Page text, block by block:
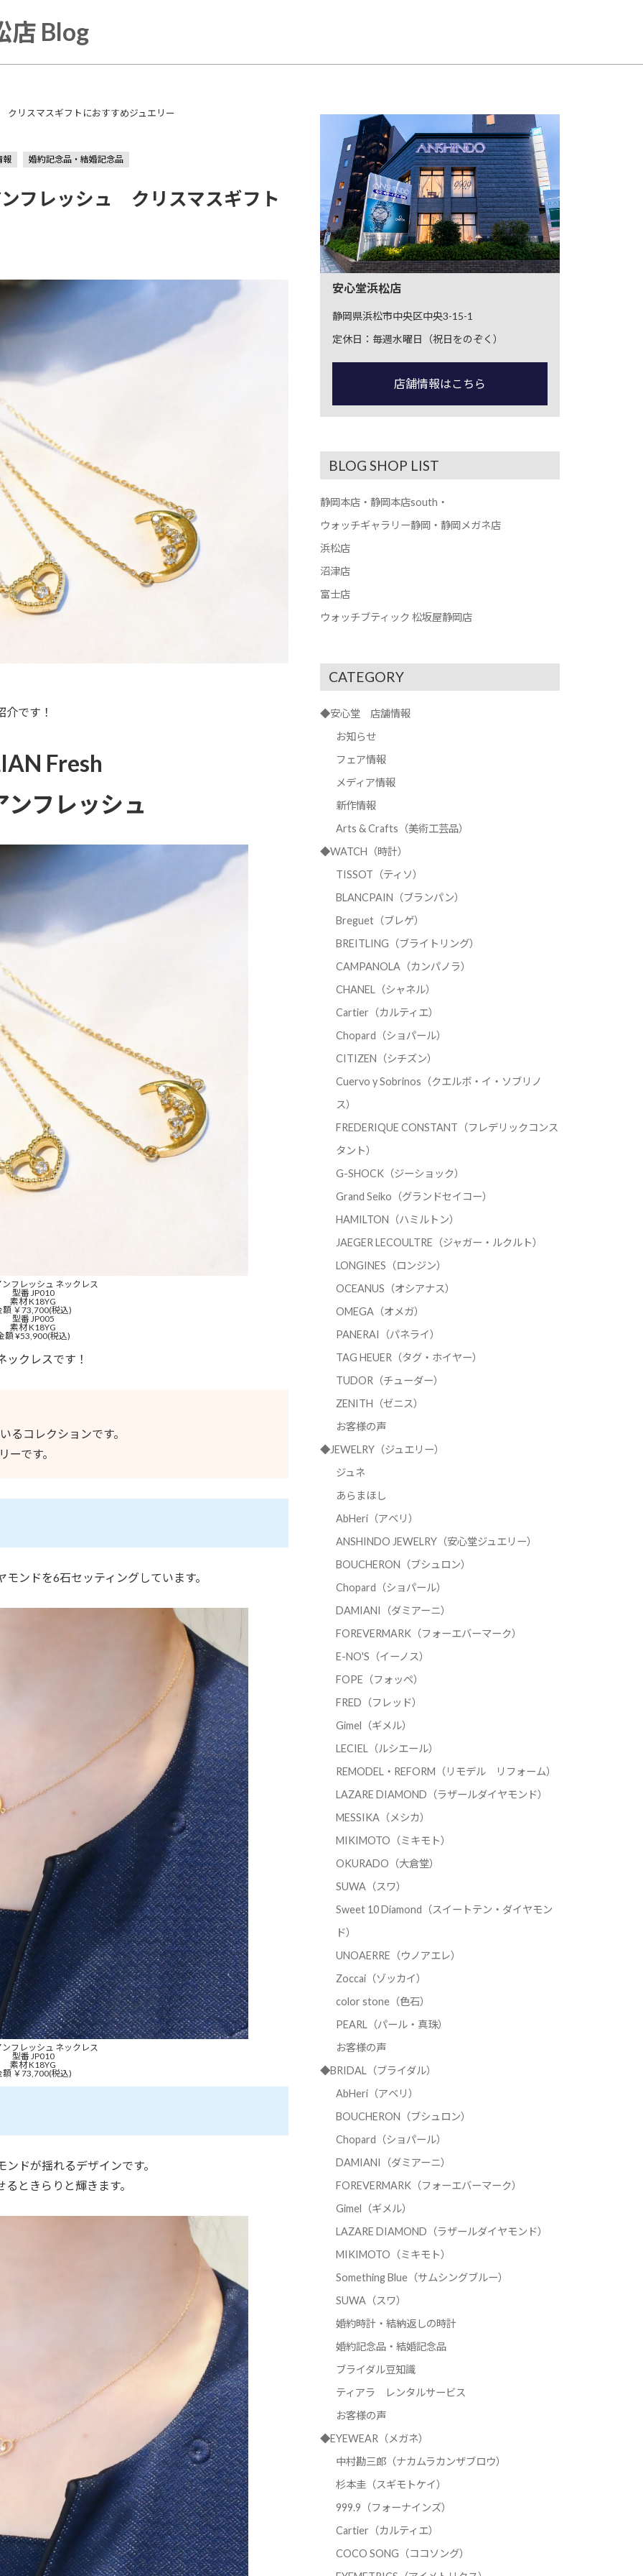
店 Blog
クリスマスギフトにおすすめジュエリー
報 婚約記念品・結婚記念品
フレッシュ クリスマスギフト
です！
Fresh
ンフレッシュ
フレッシュ ネックレス
型番 JP010
素材 K18YG
額 ￥73,700(税込)
型番 JP005
素材 K18YG
額 ¥53,900(税込)
クレスです！
るコレクションです。
ーです。
ンドを6石セッティングしています。
フレッシュ ネックレス
型番 JP010
素材 K18YG
額 ￥73,700(税込)
ドが揺れるデザインです。
ときらりと輝きます。
安心堂浜松店
静岡県浜松市中央区中央3-15-1
定休日：毎週水曜日（祝日をのぞく）
店舗情報はこちら
BLOG SHOP LIST
静岡本店・静岡本店south・
ウォッチギャラリー静岡・静岡メガネ店
浜松店
沼津店
富士店
ウォッチブティック 松坂屋静岡店
CATEGORY
◆安心堂 店舗情報
お知らせ
フェア情報
メディア情報
新作情報
Arts & Crafts（美術工芸品）
◆WATCH（時計）
TISSOT（ティソ）
BLANCPAIN（ブランパン）
Breguet（ブレゲ）
BREITLING（ブライトリング）
CAMPANOLA（カンパノラ）
CHANEL（シャネル）
Cartier（カルティエ）
Chopard（ショパール）
CITIZEN（シチズン）
Cuervo y Sobrinos（クエルボ・イ・ソブリノ
ス）
FREDERIQUE CONSTANT（フレデリックコンス
タント）
G-SHOCK（ジーショック）
Grand Seiko（グランドセイコー）
HAMILTON（ハミルトン）
JAEGER LECOULTRE（ジャガー・ルクルト）
LONGINES（ロンジン）
OCEANUS（オシアナス）
OMEGA（オメガ）
PANERAI（パネライ）
TAG HEUER（タグ・ホイヤー）
TUDOR（チューダー）
ZENITH（ゼニス）
お客様の声
◆JEWELRY（ジュエリー）
ジュネ
あらまほし
AbHeri（アベリ）
ANSHINDO JEWELRY（安心堂ジュエリー）
BOUCHERON（ブシュロン）
Chopard（ショパール）
DAMIANI（ダミアーニ）
FOREVERMARK（フォーエバーマーク）
E-NO'S（イーノス）
FOPE（フォッペ）
FRED（フレッド）
Gimel（ギメル）
LECIEL（ルシエール）
REMODEL・REFORM（リモデル リフォーム）
LAZARE DIAMOND（ラザールダイヤモンド）
MESSIKA（メシカ）
MIKIMOTO（ミキモト）
OKURADO（大倉堂）
SUWA（スワ）
Sweet 10 Diamond（スイートテン・ダイヤモン
ド）
UNOAERRE（ウノアエレ）
Zoccai（ゾッカイ）
color stone（色石）
PEARL（パール・真珠）
お客様の声
◆BRIDAL（ブライダル）
AbHeri（アベリ）
BOUCHERON（ブシュロン）
Chopard（ショパール）
DAMIANI（ダミアーニ）
FOREVERMARK（フォーエバーマーク）
Gimel（ギメル）
LAZARE DIAMOND（ラザールダイヤモンド）
MIKIMOTO（ミキモト）
Something Blue（サムシングブルー）
SUWA（スワ）
婚約時計・結納返しの時計
婚約記念品・結婚記念品
ブライダル豆知識
ティアラ レンタルサービス
お客様の声
◆EYEWEAR（メガネ）
中村勘三郎（ナカムラカンザブロウ）
杉本圭（スギモトケイ）
999.9（フォーナインズ）
Cartier（カルティエ）
COCO SONG（ココソング）